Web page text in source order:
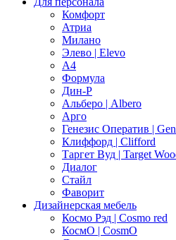
Комфорт
Атриа
Милано
Элево | Elevo
А4
Формула
Дин-Р
Альберо | Albero
Арго
Генезис Оператив |
Клиффорд | Clifford
Таргет Вуд | Target
Диалог
Стайл
Фаворит
Дизайнерская мебель
Космо Рэд | Cosmo red
КосмО | CosmO